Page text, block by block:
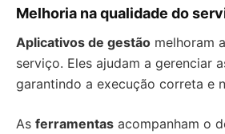
Melhoria na qualidade do
Aplicativos de gestão melhoram a
serviço. Eles ajudam a gerenciar
garantindo a execução correta e
As ferramentas acompanham o